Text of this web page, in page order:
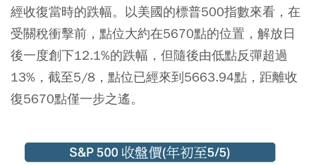
經收復當時的跌幅。以美國的標普500指數來看，在
受關稅衝擊前，點位大約在5670點的位置，解放日
後一度創下12.1%的跌幅，但隨後由低點反彈超過
13%，截至5/8，點位已經來到5663.94點，距離收
復5670點僅一步之遙。